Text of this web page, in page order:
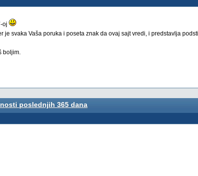
oj
svaka Vaša poruka i poseta znak da ovaj sajt vredi, i predstavlja
boljim.
poslednjih 365 dana